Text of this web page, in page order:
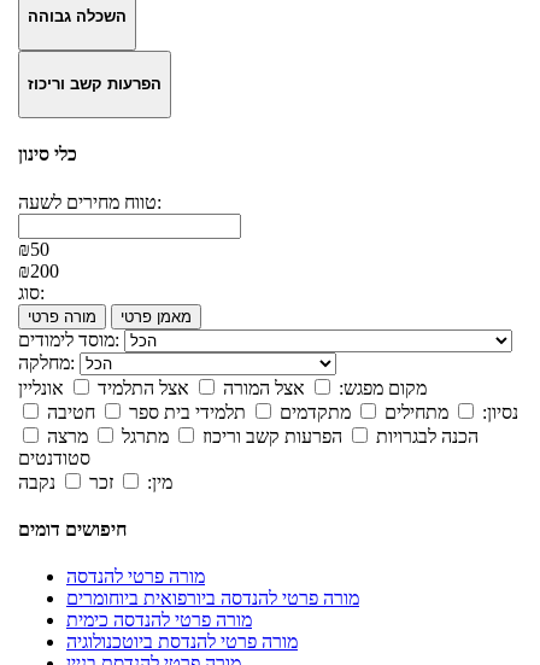
השכלה גבוהה
הפרעות קשב וריכוז
כלי סינון
טווח מחירים לשעה:
₪50
₪200
סוג:
מורה פרטי מאמן פרטי
מוסד לימודים:
מחלקה:
מקום מפגש:
אצל המורה אצל התלמיד
אונליין
נסיון:
מתחילים מתקדמים תלמידי בית ספר
חטיבה
הכנה לבגרויות
הפרעות קשב וריכוז מתרגל
מרצה
סטודנטים
מין:
זכר נקבה
חיפושים דומים
מורה פרטי להנדסה
מורה פרטי להנדסה ביורפואית ביוחומרים
מורה פרטי להנדסה כימית
מורה פרטי להנדסת ביוטכנולוגיה